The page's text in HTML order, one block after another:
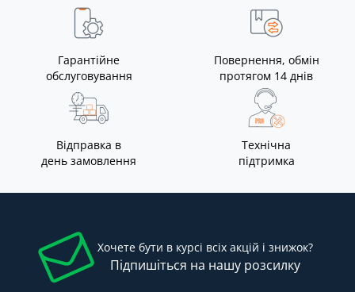
Гарантійне
обслуговування
Повернення, обмін
протягом 14 днів
Відправка в
день замовлення
Технічна
підтримка
Хочете бути в курсі всіх акцій і знижок?
Підпишіться на нашу розсилку